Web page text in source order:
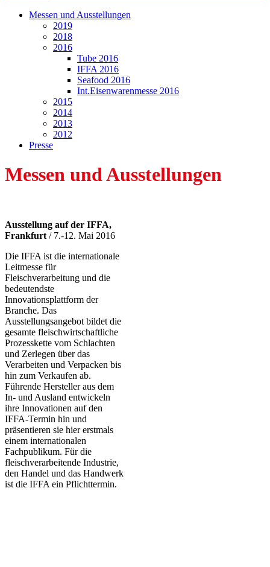
Messen und Ausstellungen
2019
2018
2016
Tube 2016
IFFA 2016
Seafood 2016
Int.Eisenwarenmesse 2016
2015
2014
2013
2012
Presse
Messen und Ausstellungen
Ausstellung auf der IFFA,
Frankfurt / 7.-12. Mai 2016
Die IFFA ist die internationale
Leitmesse für
Fleischverarbeitung und die
bedeutendste
Innovationsplattform der
Branche. Das
Ausstellungsangebot bildet die
gesamte fleischwirtschaftliche
Prozesskette vom Schlachten
und Zerlegen über das
Verarbeiten und Verpacken bis
hin zum Verkaufen ab.
Führende Hersteller aus dem
In- und Ausland entwickeln
ihre Innovationen auf den
IFFA-Termin hin und
präsentieren sie hier erstmals
einem internationalen
Fachpublikum. Für die
fleischverarbeitende Industrie,
den Handel und das Handwerk
ist die IFFA ein Pflichttermin.